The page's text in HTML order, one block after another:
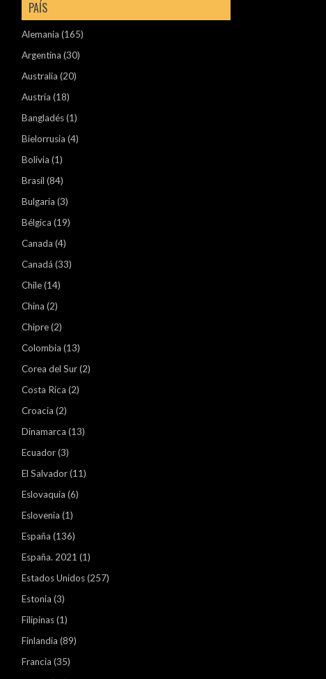
PAÍS
Alemania (165)
Argentina (30)
Australia (20)
Austria (18)
Bangladés(1)
Bielorrusia (4)
Bolivia (1)
Brasil (84)
Bulgaria (3)
Bélgica (19)
Canada (4)
Canadá (33)
Chile(14)
China (2)
Chipre(2)
Colombia (13)
Corea del Sur(2)
Costa Rica (2)
Croacia (2)
Dinamarca (13)
Ecuador(3)
El Salvador(11)
Eslovaquia (6)
Eslovenia (1)
España (136)
España. 2021 (1)
Estados Unidos(257)
Estonia (3)
Filipinas(1)
Finlandia (89)
Francia (35)